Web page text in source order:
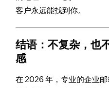
客户永远能找到你。
结语：不复杂，也
感
在 2026 年，专业的企业